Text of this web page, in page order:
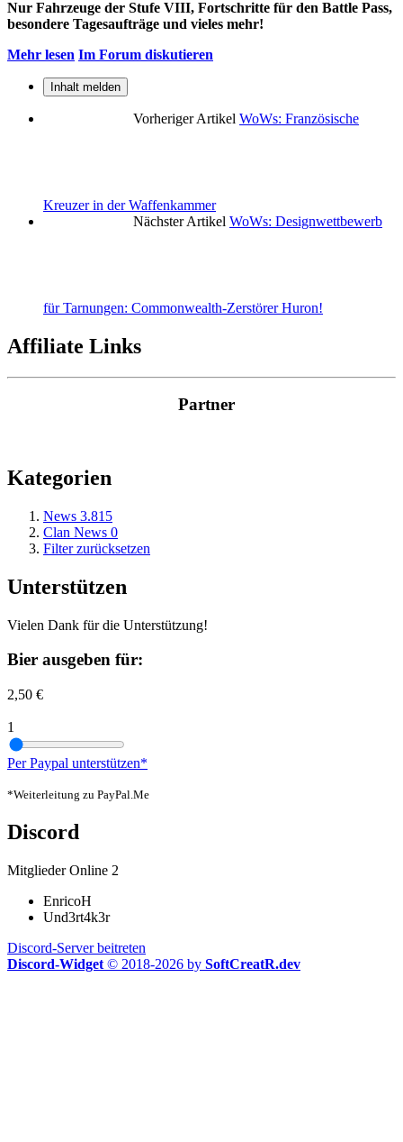
Nur Fahrzeuge der Stufe VIII, Fortschritte für den Battle Pass,
besondere Tagesaufträge und vieles mehr!
Mehr lesen Im Forum diskutieren
Inhalt melden
Vorheriger Artikel WoWs: Französische
Kreuzer in der Waffenkammer
Nächster Artikel WoWs: Designwettbewerb
für Tarnungen: Commonwealth-Zerstörer Huron!
Affiliate Links
Partner
Kategorien
News 3.815
Clan News 0
Filter zurücksetzen
Unterstützen
Vielen Dank für die Unterstützung!
Bier ausgeben für:
2,50 €
1
Per Paypal unterstützen*
*Weiterleitung zu PayPal.Me
Discord
Mitglieder Online 2
EnricoH
Und3rt4k3r
Discord-Server beitreten
Discord-Widget © 2018-2026 by SoftCreatR.dev